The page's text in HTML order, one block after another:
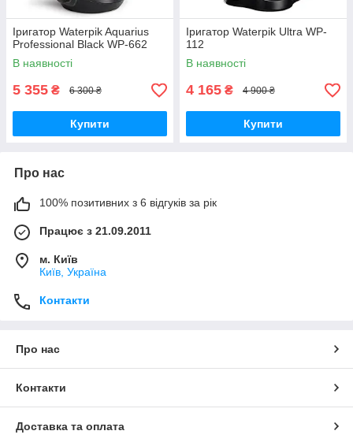
Іригатор Waterpik Aquarius
Professional Black WP-662
В наявності
5 355 ₴ 6 300 ₴
Купити
Іригатор Waterpik Ultra WP-
112
В наявності
4 165 ₴ 4 900 ₴
Купити
Про нас
100% позитивних з 6 відгуків за рік
Працює з 21.09.2011
м. Київ
Київ, Україна
Контакти
Про нас
Контакти
Доставка та оплата